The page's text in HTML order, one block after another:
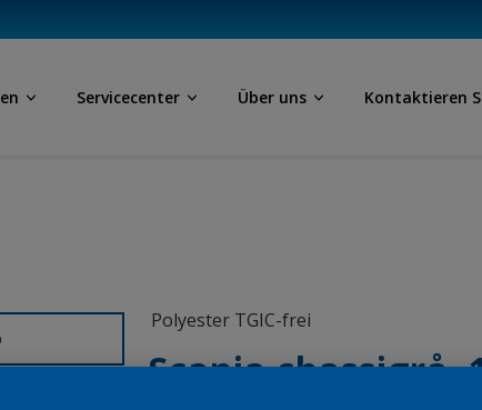
Servicecenter Über uns Kontaktieren
Polyester TGIC-frei
Scania chassigrå